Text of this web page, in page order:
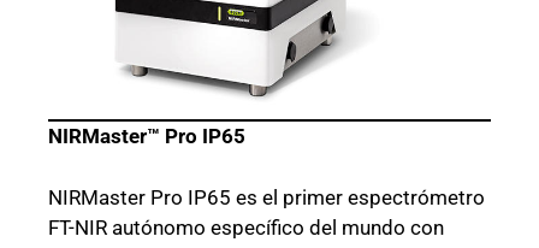
NIRMaster™ Pro IP65
NIRMaster Pro IP65 es el primer espectrómetro
FT-NIR autónomo específico del mundo con